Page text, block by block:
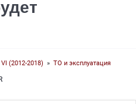
(2012-2018) » ТО и эксплуатация